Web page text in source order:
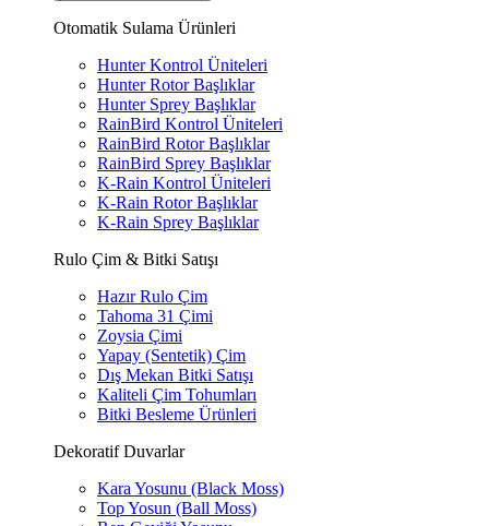
Otomatik Sulama Ürünleri
Hunter Kontrol Üniteleri
Hunter Rotor Başlıklar
Hunter Sprey Başlıklar
RainBird Kontrol Üniteleri
RainBird Rotor Başlıklar
RainBird Sprey Başlıklar
K-Rain Kontrol Üniteleri
K-Rain Rotor Başlıklar
K-Rain Sprey Başlıklar
Rulo Çim & Bitki Satışı
Hazır Rulo Çim
Tahoma 31 Çimi
Zoysia Çimi
Yapay (Sentetik) Çim
Dış Mekan Bitki Satışı
Kaliteli Çim Tohumları
Bitki Besleme Ürünleri
Dekoratif Duvarlar
Kara Yosunu (Black Moss)
Top Yosun (Ball Moss)